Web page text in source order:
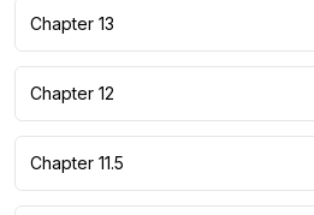
Chapter 13
Chapter 12
Chapter 11.5